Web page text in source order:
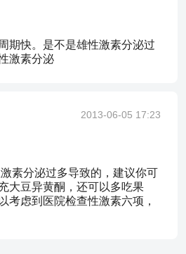
期快。是不是雄性激素分泌过
激素分泌
2013-06-05 17:23
素分泌过多导致的，建议你可
大豆异黄酮，还可以多吃果
考虑到医院检查性激素六项，